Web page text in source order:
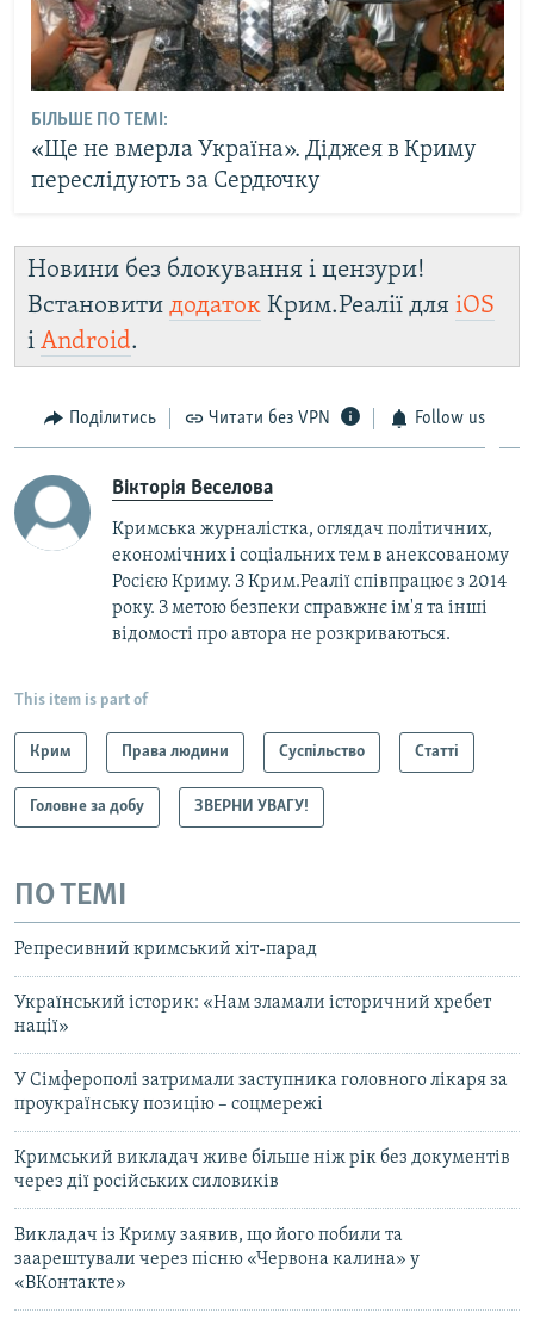
БІЛЬШЕ ПО ТЕМІ:
«Ще не вмерла Україна». Діджея в Криму
переслідують за Сердючку
Новини без блокування і цензури!
Встановити додаток Крим.Реалії для iOS
і Android.
Поділитись Читати без VPN Follow us
Вікторія Веселова
Кримська журналістка, оглядач політичних,
економічних і соціальних тем в анексованому
Росією Криму. З Крим.Реалії співпрацює з 2014
року. З метою безпеки справжнє ім'я та інші
відомості про автора не розкриваються.
This item is part of
Крим Права людини Суспільство Статті
Головне за добу ЗВЕРНИ УВАГУ!
ПО ТЕМІ
Репресивний кримський хіт-парад
Український історик: «Нам зламали історичний хребет
нації»
У Сімферополі затримали заступника головного лікаря за
проукраїнську позицію – соцмережі
Кримський викладач живе більше ніж рік без документів
через дії російських силовиків
Викладач із Криму заявив, що його побили та
заарештували через пісню «Червона калина» у
«ВКонтакте»